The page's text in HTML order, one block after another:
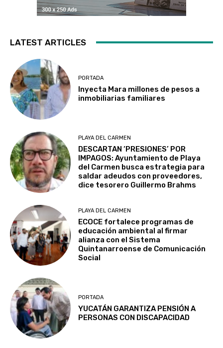
LATEST ARTICLES
PORTADA
Inyecta Mara millones de pesos a
inmobiliarias familiares
PLAYA DEL CARMEN
DESCARTAN ‘PRESIONES’ POR
IMPAGOS: Ayuntamiento de Playa
del Carmen busca estrategia para
saldar adeudos con proveedores,
dice tesorero Guillermo Brahms
PLAYA DEL CARMEN
ECOCE fortalece programas de
educación ambiental al firmar
alianza con el Sistema
Quintanarroense de Comunicación
Social
PORTADA
YUCATÁN GARANTIZA PENSIÓN A
PERSONAS CON DISCAPACIDAD